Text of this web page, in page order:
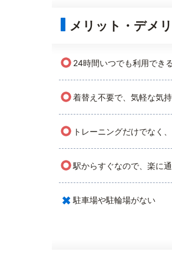
メリット・デメ
○ 24時間いつでも利用できる
○着替え不要で、気軽な気
○ トレーニングだけでなく
○駅からすぐなので、楽に
× 駐車場や駐輪場がない